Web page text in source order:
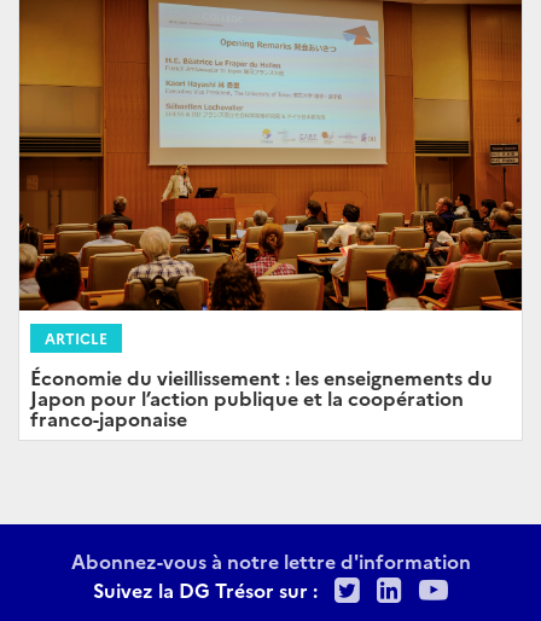
ARTICLE
Économie du vieillissement : les enseignements du
Japon pour l’action publique et la coopération
franco-japonaise
Abonnez-vous à notre lettre d'information
Suivez la DG Trésor sur :
TwitterLinkedIn